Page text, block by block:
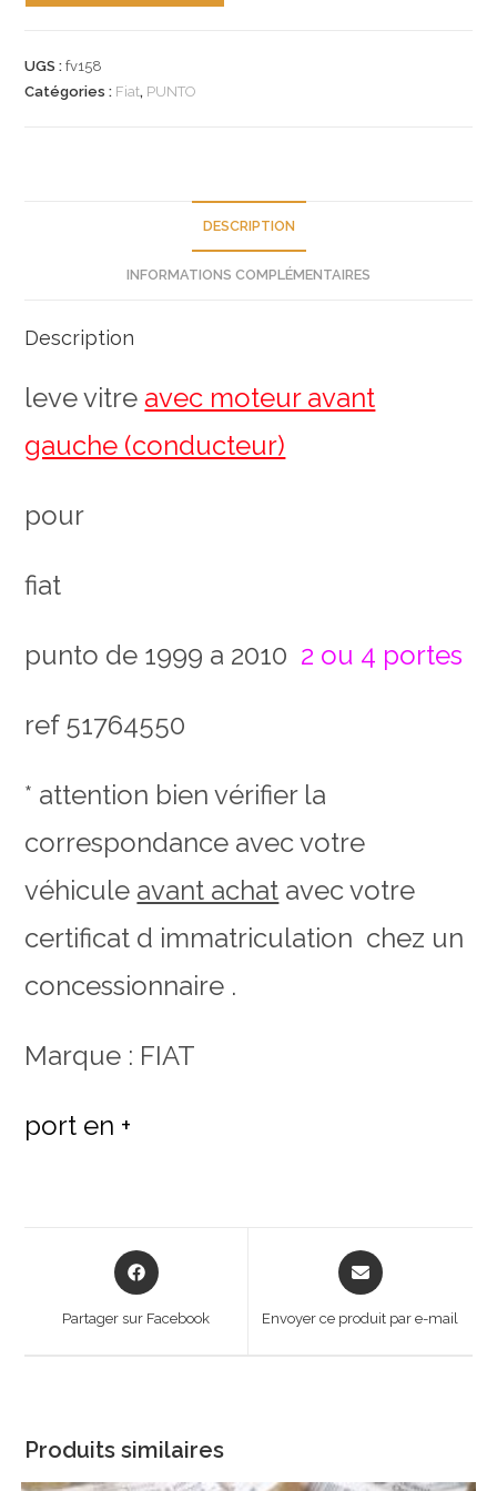
UGS :fv158
Catégories : Fiat, PUNTO
DESCRIPTION
INFORMATIONS COMPLÉMENTAIRES
Description
leve vitre avec moteur avant
gauche (conducteur)
pour
fiat
punto de 1999 a 2010 2 ou 4 portes
ref 51764550
* attention bien vérifier la
correspondance avec votre
véhicule avant achat avec votre
certificat d immatriculation chez un
concessionnaire .
Marque : FIAT
port en +
Opens
in
Partager sur Facebook
Opens
in
new
Envoyer ce produit par e-mail
Produits similaires